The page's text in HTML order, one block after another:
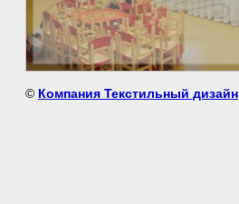
© Компания Текстильный дизайн